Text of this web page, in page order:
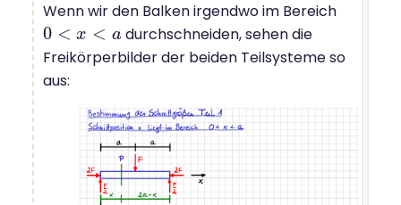
Wenn wir den Balken irgendwo im Bereich
0 < x < a
0 <x< a
durchschneiden, sehen die
Freikörperbilder der beiden Teilsysteme so
aus: